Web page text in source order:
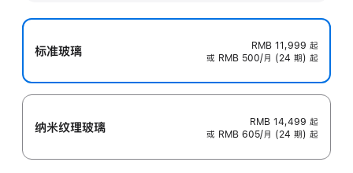
标准玻璃 RMB 11,999 起
或 RMB 500/月 (24 期) 起
纳米纹理玻璃 RMB 14,499 起
或 RMB 605/月 (24 期) 起